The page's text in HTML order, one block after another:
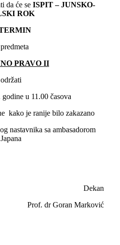
da će se ISPIT – JUNSKO-
ROK
PRAVO II
održati
u 11.00 časova
kako je ranije bilo zakazano
nastavnika sa ambasadorom
Japana
Dekan
Prof. dr Goran Marković